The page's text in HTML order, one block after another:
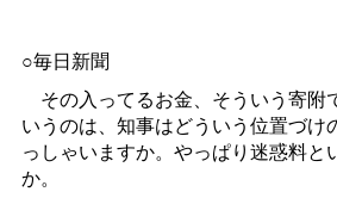
○毎日新聞
その入ってるお金、そういう寄附
いうのは、知事はどういう位置づけ
っしゃいますか。やっぱり迷惑料と
か。